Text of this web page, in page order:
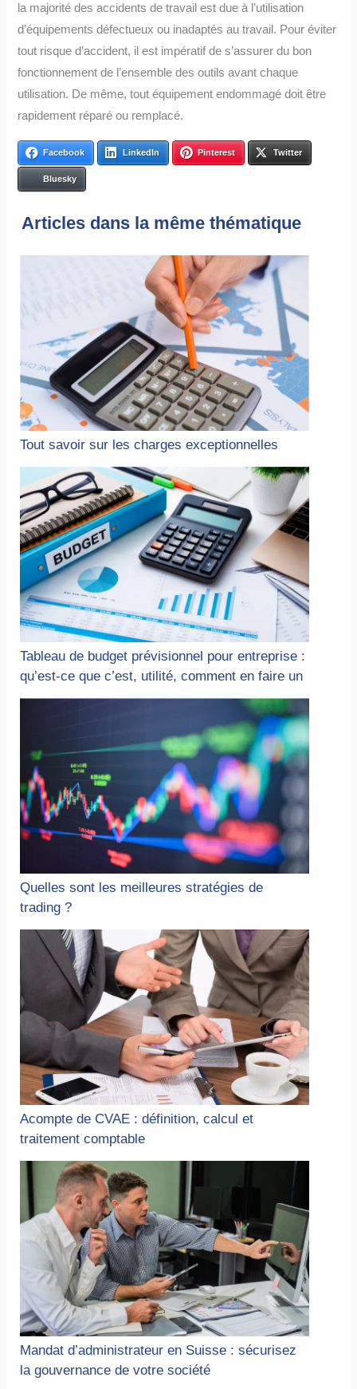
la majorité des accidents de travail est due à l’utilisation
d’équipements défectueux ou inadaptés au travail. Pour éviter
tout risque d’accident, il est impératif de s’assurer du bon
fonctionnement de l’ensemble des outils avant chaque
utilisation. De même, tout équipement endommagé doit être
rapidement réparé ou remplacé.
Facebook LinkedIn Pinterest Twitter
Bluesky
Articles dans la même thématique
Tout savoir sur les charges exceptionnelles
Tableau de budget prévisionnel pour entreprise :
qu’est-ce que c’est, utilité, comment en faire un
Quelles sont les meilleures stratégies de
trading ?
Acompte de CVAE : définition, calcul et
traitement comptable
Mandat d’administrateur en Suisse : sécurisez
la gouvernance de votre société